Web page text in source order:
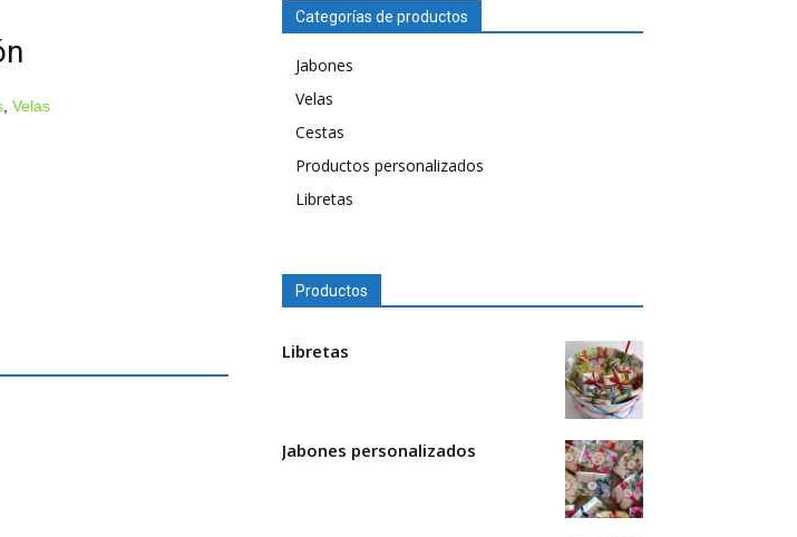
Homiguar
, Velas
Categorías de productos
Jabones
Velas
Cestas
Productos personalizados
Libretas
Productos
Libretas
Jabones personalizados